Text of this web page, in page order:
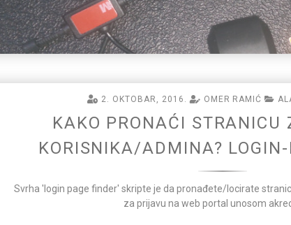
2. OKTOBAR, 2016. OMER RAMIĆ
KAKO PRONAĆI STRANICU
KORISNIKA/ADMINA?
Svrha 'login page finder' skripte je da pronađete/locirate
za prijavu na web portal unosom